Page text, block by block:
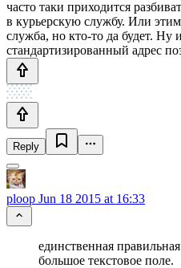
часто таки приходится
в курьерскую службу. Или этим
служба, но кто-то да будет.
стандартизированный адрес
Reply
ploop Jun 18 2015 at 16:33
единственная
большое текстовое поле.